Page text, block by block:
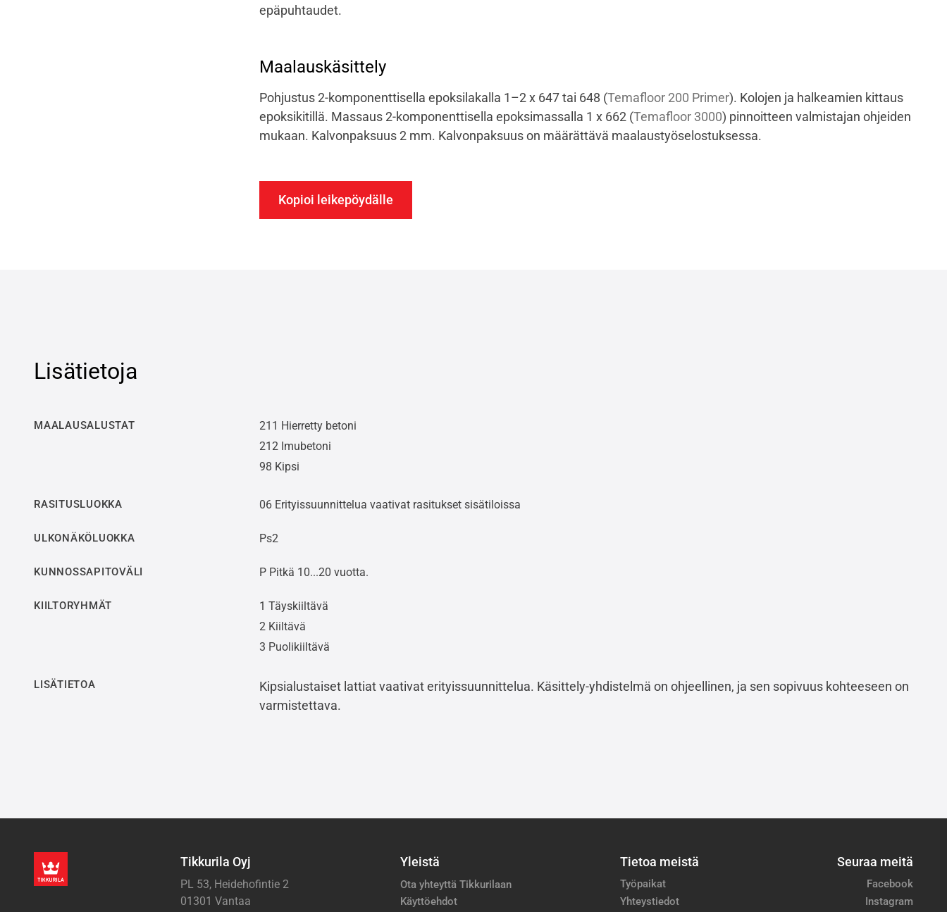
epäpuhtaudet.
Maalauskäsittely
Pohjustus 2-komponenttisella epoksilakalla 1–2 x 647 tai 648 (Temafloor 200 Primer). Kolojen ja halkeamien kittaus
epoksikitillä. Massaus 2-komponenttisella epoksimassalla 1 x 662 (Temafloor 3000) pinnoitteen valmistajan ohjeiden
mukaan. Kalvonpaksuus 2 mm. Kalvonpaksuus on määrättävä maalaustyöselostuksessa.
Kopioi leikepöydälle
Lisätietoja
MAALAUSALUSTAT
211 Hierretty betoni
212 Imubetoni
98 Kipsi
RASITUSLUOKKA 06 Erityissuunnittelua vaativat rasitukset sisätiloissa
ULKONÄKÖLUOKKA Ps2
KUNNOSSAPITOVÄLI P Pitkä 10...20 vuotta.
KIILTORYHMÄT
1 Täyskiiltävä
2 Kiiltävä
3 Puolikiiltävä
LISÄTIETOA
Kipsialustaiset lattiat vaativat erityissuunnittelua. Käsittely-yhdistelmä on ohjeellinen, ja sen sopivuus kohteeseen on
varmistettava.
Tikkurila Oyj
PL 53, Heidehofintie 2
01301 Vantaa
Yleistä
Ota yhteyttä Tikkurilaan
Käyttöehdot
Tietoa meistä
Työpaikat
Yhteystiedot
Seuraa meitä
Facebook
Instagram